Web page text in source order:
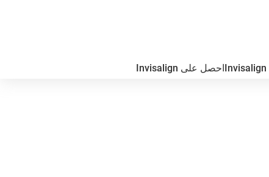
احصل على Invisalign